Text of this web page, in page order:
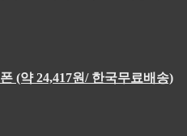
(약 24,417원/ 한국무료배송)